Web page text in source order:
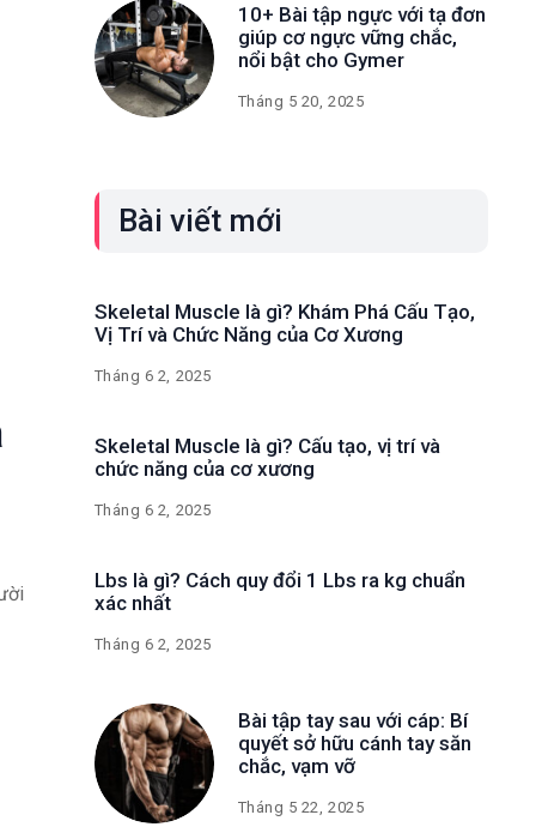
10+ Bài tập ngực với tạ đơn
giúp cơ ngực vững chắc,
nổi bật cho Gymer
Tháng 5 20, 2025
Bài viết mới
Skeletal Muscle là gì? Khám Phá Cấu Tạo,
Vị Trí và Chức Năng của Cơ Xương
Tháng 6 2, 2025
Skeletal Muscle là gì? Cấu tạo, vị trí và
chức năng của cơ xương
Tháng 6 2, 2025
Lbs là gì? Cách quy đổi 1 Lbs ra kg chuẩn
xác nhất
Tháng 6 2, 2025
Bài tập tay sau với cáp: Bí
quyết sở hữu cánh tay săn
chắc, vạm vỡ
Tháng 5 22, 2025